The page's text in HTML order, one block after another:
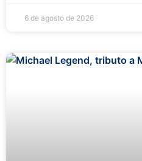
6 de agosto de 2026